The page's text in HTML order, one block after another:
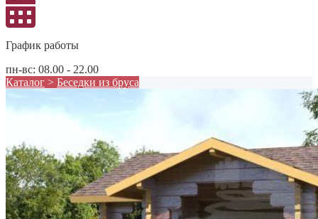
График работы
пн-вс: 08.00 - 22.00
Каталог > Беседки из бруса